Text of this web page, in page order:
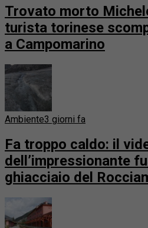
Trovato morto
turista torinese
a Campomarino
Ambiente3 giorni fa
Fa troppo caldo: il
dell’impressionante
ghiacciaio del